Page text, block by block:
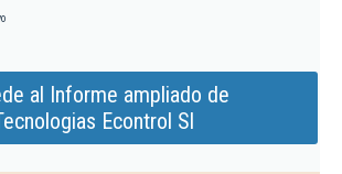
al Informe ampliado de
Econtrol Sl